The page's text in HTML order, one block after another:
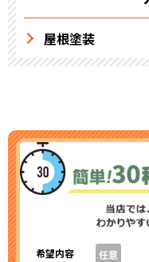
屋根塗装
希望内容 任意